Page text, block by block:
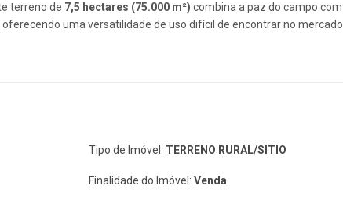
terreno de 7,5 hectares (75.000 m²) combina a paz do campo com
uma versatilidade de uso difícil de encontrar no mercado
Tipo de Imóvel: TERRENO RURAL/SITIO
Finalidade do Imóvel: Venda